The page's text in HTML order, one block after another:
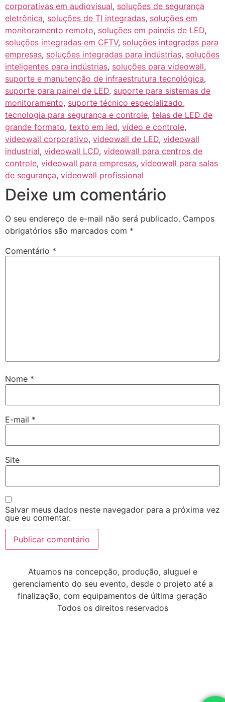
corporativas em audiovisual, soluções de segurança
eletrônica, soluções de TI integradas, soluções em
monitoramento remoto, soluções em painéis de LED,
soluções integradas em CFTV, soluções integradas para
empresas, soluções integradas para indústrias, soluções
inteligentes para indústrias, soluções para videowall,
suporte e manutenção de infraestrutura tecnológica,
suporte para painel de LED, suporte para sistemas de
monitoramento, suporte técnico especializado,
tecnologia para segurança e controle, telas de LED de
grande formato, texto em led, vídeo e controle,
videowall corporativo, videowall de LED, videowall
industrial, videowall LCD, videowall para centros de
controle, videowall para empresas, videowall para salas
de segurança, videowall profissional
Deixe um comentário
O seu endereço de e-mail não será publicado. Campos
obrigatórios são marcados com *
Comentário *
Nome *
E-mail *
Site
Salvar meus dados neste navegador para a próxima vez
que eu comentar.
Atuamos na concepção, produção, aluguel e
gerenciamento do seu evento, desde o projeto até a
finalização, com equipamentos de última geração
Todos os direitos reservados